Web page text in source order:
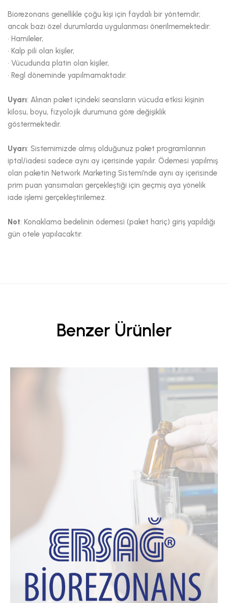
Biorezonans genellikle çoğu kişi için faydalı bir yöntemdir;
ancak bazı özel durumlarda uygulanması önerilmemektedir:
• Hamileler,
• Kalp pili olan kişiler,
• Vücudunda platin olan kişiler,
• Regl döneminde yapılmamaktadır.
Uyarı: Alınan paket içindeki seansların vücuda etkisi kişinin
kilosu, boyu, fizyolojik durumuna göre değişiklik
göstermektedir.
Uyarı: Sistemimizde almış olduğunuz paket programlarının
iptal/iadesi sadece aynı ay içerisinde yapılır. Ödemesi yapılmış
olan paketin Network Marketing Sistemi’nde aynı ay içerisinde
prim puan yansımaları gerçekleştiği için geçmiş aya yönelik
iade işlemi gerçekleştirilemez.
Not: Konaklama bedelinin ödemesi (paket hariç) giriş yapıldığı
gün otele yapılacaktır.
Benzer Ürünler